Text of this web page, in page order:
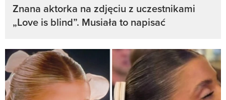
Znana aktorka na zdjęciu z uczestnikami
„Love is blind”. Musiała to napisać